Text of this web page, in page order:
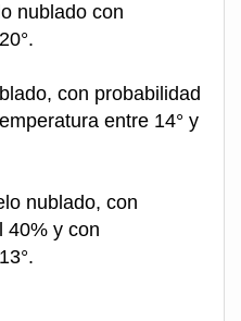
nublado con
con probabilidad
entre 14° y
nublado, con
40% y con